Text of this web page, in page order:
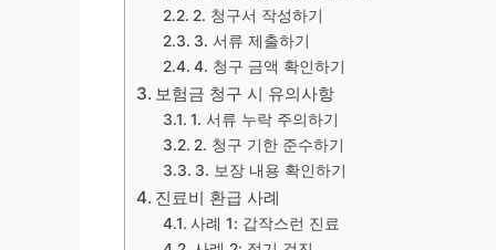
2. 청구서 작성하기
3. 서류 제출하기
4. 청구 금액 확인하기
보험금 청구 시 유의사항
1. 서류 누락 주의하기
2. 청구 기한 준수하기
3. 보장 내용 확인하기
진료비 환급 사례
사례 1: 갑작스런 진료